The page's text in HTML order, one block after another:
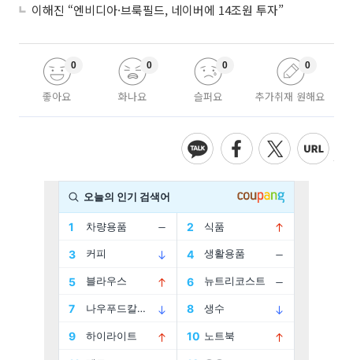
이해진 “엔비디아·브룩필드, 네이버에 14조원 투자”
좋아요
0
화나요
0
슬퍼요
0
추가취재 원해요
0